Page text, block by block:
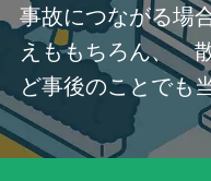
事故につながる場
えももちろん、
ど事後のことでも